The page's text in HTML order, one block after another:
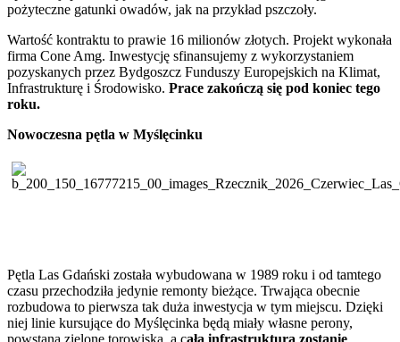
pożyteczne gatunki owadów, jak na przykład pszczoły.
Wartość kontraktu to prawie 16 milionów złotych. Projekt wykonała
firma Cone Amg. Inwestycję sfinansujemy z wykorzystaniem
pozyskanych przez Bydgoszcz Funduszy Europejskich na Klimat,
Infrastrukturę i Środowisko. Prace zakończą się pod koniec tego
roku.
Nowoczesna pętla w Myślęcinku
Pętla Las Gdański została wybudowana w 1989 roku i od tamtego
czasu przechodziła jedynie remonty bieżące. Trwająca obecnie
rozbudowa to pierwsza tak duża inwestycja w tym miejscu. Dzięki
niej linie kursujące do Myślęcinka będą miały własne perony,